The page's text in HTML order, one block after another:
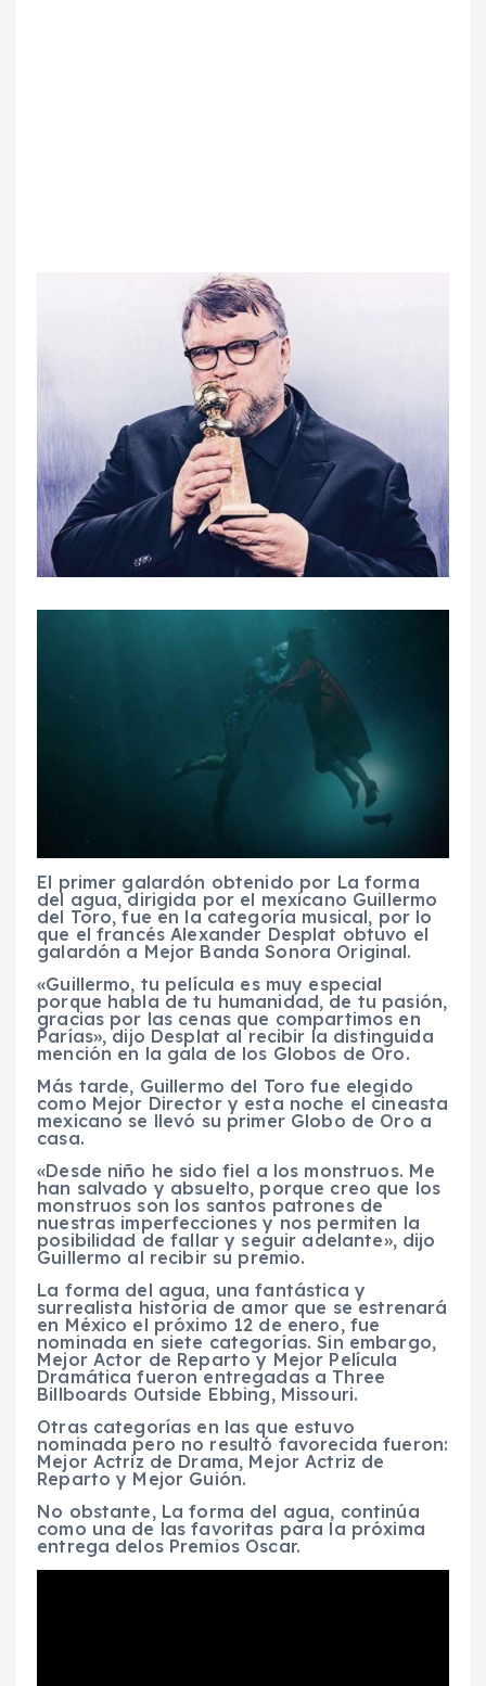
El primer galardón obtenido por La forma
del agua, dirigida por el mexicano Guillermo
del Toro, fue en la categoría musical, por lo
que el francés Alexander Desplat obtuvo el
galardón a Mejor Banda Sonora Original.
«Guillermo, tu película es muy especial
porque habla de tu humanidad, de tu pasión,
gracias por las cenas que compartimos en
Parías», dijo Desplat al recibir la distinguida
mención en la gala de los Globos de Oro.
Más tarde, Guillermo del Toro fue elegido
como Mejor Director y esta noche el cineasta
mexicano se llevó su primer Globo de Oro a
casa.
«Desde niño he sido fiel a los monstruos. Me
han salvado y absuelto, porque creo que los
monstruos son los santos patrones de
nuestras imperfecciones y nos permiten la
posibilidad de fallar y seguir adelante», dijo
Guillermo al recibir su premio.
La forma del agua, una fantástica y
surrealista historia de amor que se estrenará
en México el próximo 12 de enero, fue
nominada en siete categorías. Sin embargo,
Mejor Actor de Reparto y Mejor Película
Dramática fueron entregadas a Three
Billboards Outside Ebbing, Missouri.
Otras categorías en las que estuvo
nominada pero no resultó favorecida fueron:
Mejor Actriz de Drama, Mejor Actriz de
Reparto y Mejor Guión.
No obstante, La forma del agua, continúa
como una de las favoritas para la próxima
entrega delos Premios Oscar.